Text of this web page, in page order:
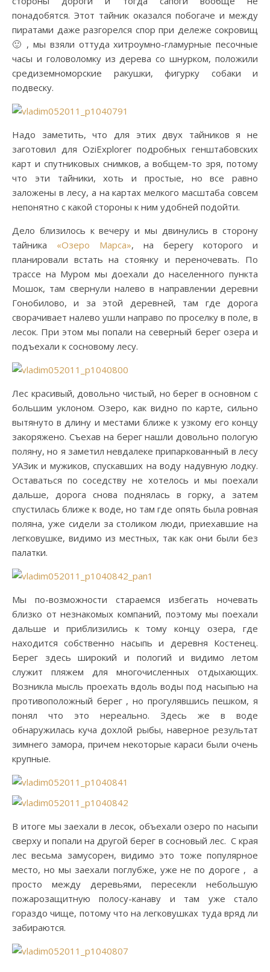
понадобятся. Этот тайник оказался побогаче и между
пиратами даже разгорелся спор при дележе сокровищ
🙂 , мы взяли оттуда хитроумно-гламурные песочные
часы и головоломку из дерева со шнурком, положили
средиземноморские ракушки, фигурку собаки и
подвеску.
Надо заметить, что для этих двух тайников я не
заготовил для OziExplorer подробных генштабовских
карт и спутниковых снимков, а вобщем-то зря, потому
что эти тайники, хоть и простые, но все равно
заложены в лесу, а на картах мелкого масштаба совсем
непонятно с какой стороны к ним удобней подойти.
Дело близилось к вечеру и мы двинулись в сторону
тайника «Озеро Марса», на берегу которого и
планировали встать на стоянку и переночевать. По
трассе на Муром мы доехали до населенного пункта
Мошок, там свернули налево в направлении деревни
Гонобилово, и за этой деревней, там где дорога
сворачивает налево ушли направо по проселку в поле, в
лесок. При этом мы попали на северный берег озера и
подъехали к сосновому лесу.
Лес красивый, довольно чистый, но берег в основном с
большим уклоном. Озеро, как видно по карте, сильно
вытянуто в длину и местами ближе к узкому его концу
закоряжено. Съехав на берег нашли довольно пологую
поляну, но я заметил невдалеке припаркованный в лесу
УАЗик и мужиков, спускавших на воду надувную лодку.
Оставаться по соседству не хотелось и мы поехали
дальше, дорога снова поднялась в горку, а затем
спустилась ближе к воде, но там где опять была ровная
поляна, уже сидели за столиком люди, приехавшие на
легковушке, видимо из местных, так как они были без
палатки.
Мы по-возможности стараемся избегать ночевать
близко от незнакомых компаний, поэтому мы поехали
дальше и приблизились к тому концу озера, где
находится собственно насыпь и деревня Костенец.
Берег здесь широкий и пологий и видимо летом
служит пляжем для многочисленных отдыхающих.
Возникла мысль проехать вдоль воды под насыпью на
противоположный берег , но прогулявшись пешком, я
понял что это нереально. Здесь же в воде
обнаружилась куча дохлой рыбы, наверное результат
зимнего замора, причем некоторые караси были очень
крупные.
В итоге мы заехали в лесок, объехали озеро по насыпи
сверху и попали на другой берег в сосновый лес. С края
лес весьма замусорен, видимо это тоже популярное
место, но мы заехали поглубже, уже не по дороге , а
просто между деревьями, пересекли небольшую
пожарозащитную полосу-канаву и там уже стало
гораздо чище, потому что на легковушках туда вряд ли
забираются.